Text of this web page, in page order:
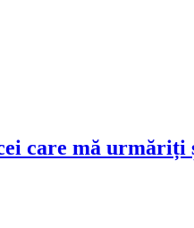
care mă urmăriți